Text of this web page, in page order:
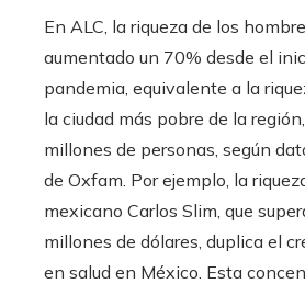
En ALC, la riqueza de los
aumentado un 70% desde el
pandemia, equivalente a la
la ciudad más pobre de la
millones de personas, según
de Oxfam. Por ejemplo, la
mexicano Carlos Slim, que
millones de dólares, duplica el
en salud en México. Esta